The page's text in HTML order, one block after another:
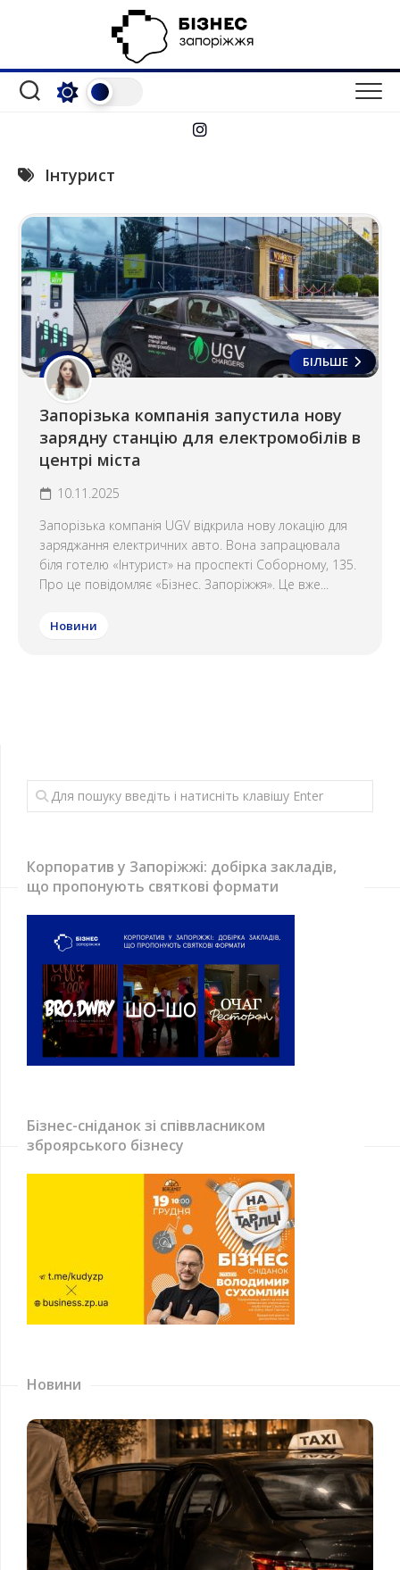
Інтурист
БІЛЬШЕ
Запорізька компанія запустила нову
зарядну станцію для електромобілів в
центрі міста
10.11.2025
Запорізька компанія UGV відкрила нову локацію для
заряджання електричних авто. Вона запрацювала
біля готелю «Інтурист» на проспекті Соборному, 135.
Про це повідомляє «Бізнес. Запоріжжя». Це вже...
Новини
Корпоратив у Запоріжжі: добірка закладів,
що пропонують святкові формати
Бізнес-сніданок зі співвласником
зброярського бізнесу
Новини